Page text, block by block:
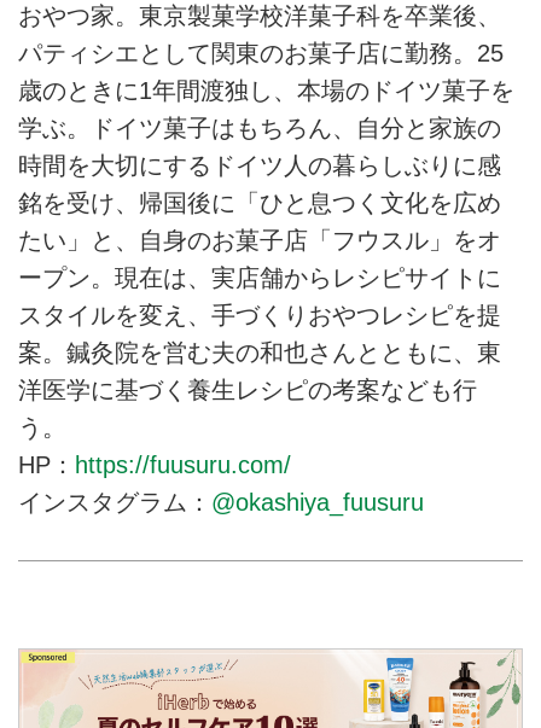
おやつ家。東京製菓学校洋菓子科を卒業後、
パティシエとして関東のお菓子店に勤務。25
歳のときに1年間渡独し、本場のドイツ菓子を
学ぶ。ドイツ菓子はもちろん、自分と家族の
時間を大切にするドイツ人の暮らしぶりに感
銘を受け、帰国後に「ひと息つく文化を広め
たい」と、自身のお菓子店「フウスル」をオ
ープン。現在は、実店舗からレシピサイトに
スタイルを変え、手づくりおやつレシピを提
案。鍼灸院を営む夫の和也さんとともに、東
洋医学に基づく養生レシピの考案なども行
う。
HP： https://fuusuru.com/
インスタグラム： @okashiya_fuusuru